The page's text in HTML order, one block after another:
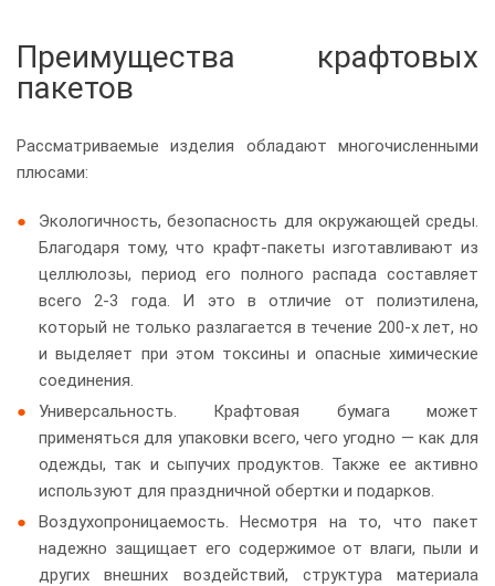
Преимущества крафтовых
пакетов
Рассматриваемые изделия обладают многочисленными
плюсами:
Экологичность, безопасность для окружающей среды.
Благодаря тому, что крафт-пакеты изготавливают из
целлюлозы, период его полного распада составляет
всего 2-3 года. И это в отличие от полиэтилена,
который не только разлагается в течение 200-х лет, но
и выделяет при этом токсины и опасные химические
соединения.
Универсальность. Крафтовая бумага может
применяться для упаковки всего, чего угодно — как для
одежды, так и сыпучих продуктов. Также ее активно
используют для праздничной обертки и подарков.
Воздухопроницаемость. Несмотря на то, что пакет
надежно защищает его содержимое от влаги, пыли и
других внешних воздействий, структура материала